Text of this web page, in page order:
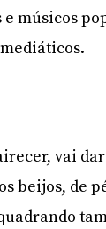
músicos
vai
beijos, de